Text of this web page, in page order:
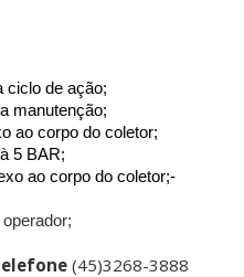
ciclo de ação;
manutenção;
ao corpo do coletor;
5 BAR;
ao corpo do coletor;-
(45)3268-3888